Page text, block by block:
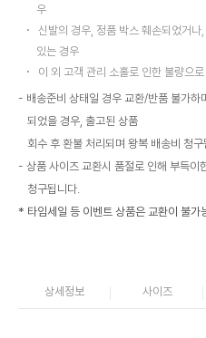
우
신발의 경우, 정품 박스 훼손되었거나
있는 경우
이 외 고객 관리 소홀로 인한 불량으
배송준비 상태일 경우 교환/반품 불가하
되었을 경우, 출고된 상품
회수 후 환불 처리되며 왕복 배송비 청구
상품 사이즈 교환시 품절로 인해 부득이
청구됩니다.
* 타임세일 등 이벤트 상품은 교환이 불가
상세정보 사이즈